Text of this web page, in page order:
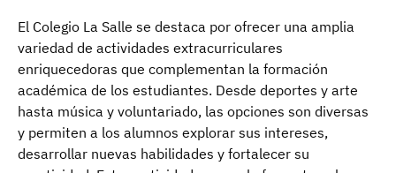
El Colegio La Salle se destaca por ofrecer una amplia
variedad de actividades extracurriculares
enriquecedoras que complementan la formación
académica de los estudiantes. Desde deportes y arte
hasta música y voluntariado, las opciones son diversas
y permiten a los alumnos explorar sus intereses,
desarrollar nuevas habilidades y fortalecer su